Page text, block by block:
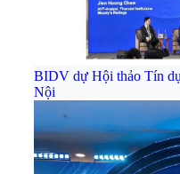
BIDV dự Hội thảo Tín
Nội